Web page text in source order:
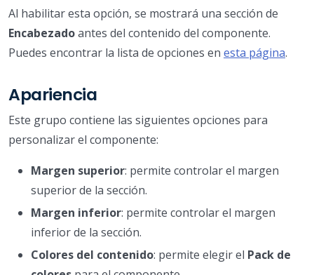
Al habilitar esta opción, se mostrará una sección de
Encabezadoantes del contenido del componente.
Puedes encontrar la lista de opciones en esta página.
Apariencia
Este grupo contiene las siguientes opciones para
personalizar el componente:
Margen superior: permite controlar el margen
superior de la sección.
Margen inferior: permite controlar el margen
inferior de la sección.
Colores del contenido: permite elegir el Pack de